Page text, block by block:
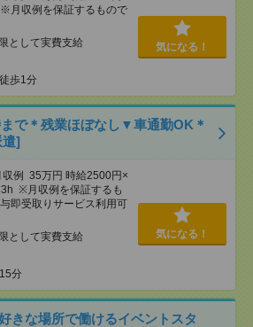
月収例を保証するもので
として実費支給
歩1分
気になる！
で＊残業ほぼなし▼車通勤OK＊
]
例 35万円 時給2500円×
※月収例を保証するも
即受取りサービス利用可
として実費支給
分
気になる！
きな場所で働けるイベントスタ